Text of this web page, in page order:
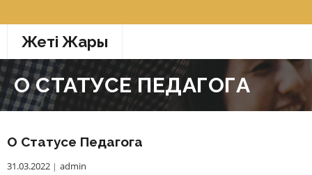
к
содержимому
Жетi Жарғы
О СТАТУСЕ ПЕДАГОГА
О Статусе Педагога
31.03.2022
admin